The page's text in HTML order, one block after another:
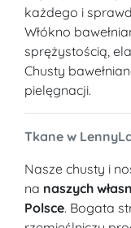
każdego i
Włókno
sprężystością,
Chusty
pielęgnacji.
Tkane w
Nasze chusty i
na naszych
Polsce. Bogata